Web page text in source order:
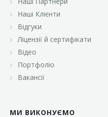
«Велмарт»
«ВК Експресс»
«Класс»
Наші Клієнти
Відгуки
Ліцензії й сертифікати
Відео
Портфоліо
Вакансії
МИ ВИКОНУЄМО